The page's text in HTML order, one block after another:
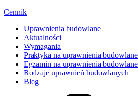
Cennik
Uprawnienia budowlane
Aktualności
Wymagania
Praktyka na uprawnienia budowlane
Egzamin na uprawnienia budowlane
Rodzaje uprawnień budowlanych
Blog